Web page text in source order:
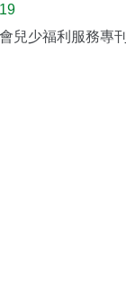
兒少福利服務專刊